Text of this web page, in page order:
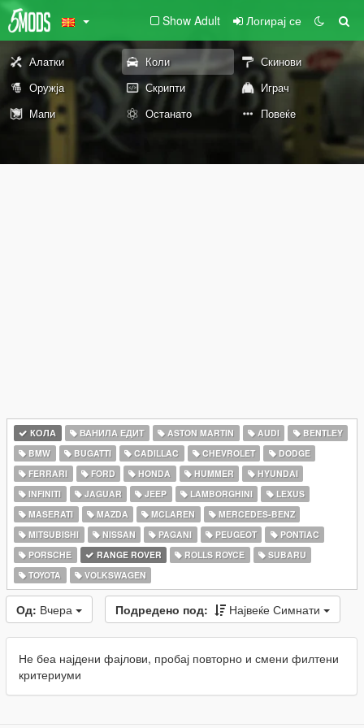
Show Adult Логирај се
Алатки Коли
Скинови
Оружја
Скрипти
Играч
Мапи
Останато Повеќе
КОЛА ВАНИЛА ЕДИТ ASTON MARTIN AUDI
BENTLEY
BMW
BUGATTI CADILLAC CHEVROLET
DODGE
FERRARI
FORD HONDA HUMMER
HYUNDAI
INFINITI
JAGUAR JEEP LAMBORGHINI
LEXUS
MASERATI
MAZDA MCLAREN
MERCEDES-BENZ
MITSUBISHI
NISSAN PAGANI PEUGEOT
PONTIAC
PORSCHE
RANGE ROVER ROLLS ROYCE
SUBARU
TOYOTA
VOLKSWAGEN
Од: Вчера Подредено под: Највеќе Симнати
Не беа најдени фајлови, пробај повторно и смени филтени
критериуми